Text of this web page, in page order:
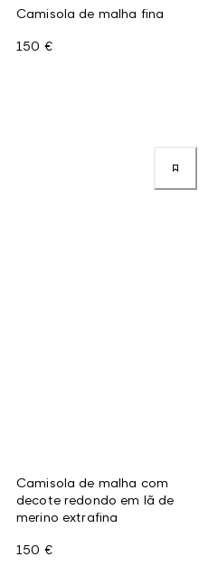
Camisola de malha fina
150 €
Camisola de malha com
decote redondo em lã de
merino extrafina
150 €